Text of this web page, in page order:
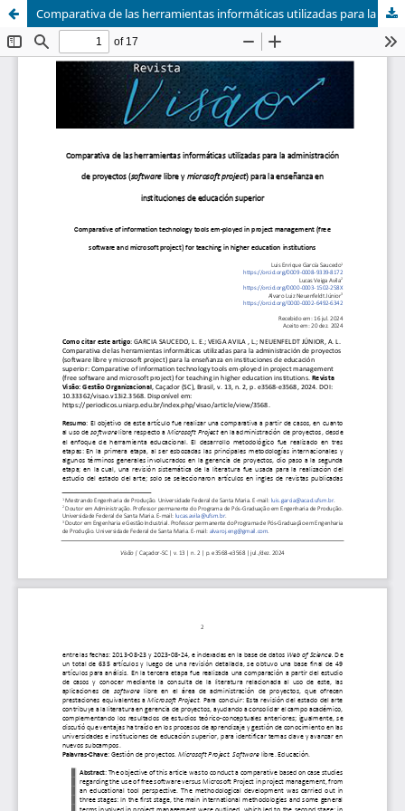
Comparativa de las herramientas informáticas utilizadas para la administración de proyectos (software libre y microsoft project) para la enseñanza en instituciones de educación superior